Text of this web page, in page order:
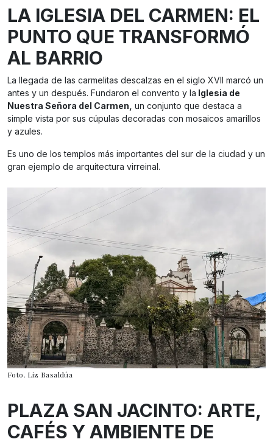
LA IGLESIA DEL CARMEN: EL
PUNTO QUE TRANSFORMÓ
AL BARRIO
La llegada de las carmelitas descalzas en el siglo XVII marcó un
antes y un después. Fundaron el convento y la Iglesia de
Nuestra Señora del Carmen, un conjunto que destaca a
simple vista por sus cúpulas decoradas con mosaicos amarillos
y azules.
Es uno de los templos más importantes del sur de la ciudad y un
gran ejemplo de arquitectura virreinal.
Foto. Liz Basaldúa
PLAZA SAN JACINTO: ARTE,
CAFÉS Y AMBIENTE DE